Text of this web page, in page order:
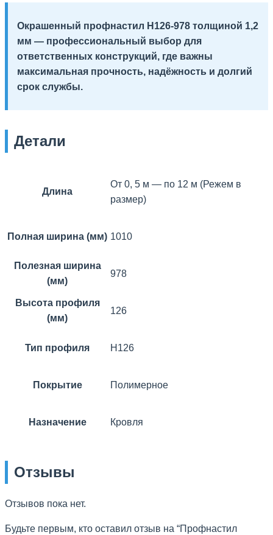
Окрашенный профнастил Н126-978 толщиной 1,2
мм — профессиональный выбор для
ответственных конструкций, где важны
максимальная прочность, надёжность и долгий
срок службы.
Детали
Длина
От 0, 5 м — по 12 м (Режем в
размер)
Полная ширина (мм) 1010
Полезная ширина
(мм)
978
Высота профиля
(мм)
126
Тип профиля Н126
Покрытие Полимерное
Назначение Кровля
Отзывы
Отзывов пока нет.
Будьте первым, кто оставил отзыв на “Профнастил